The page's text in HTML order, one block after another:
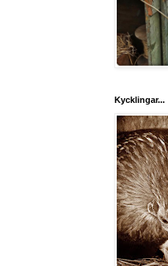
Kycklingar...